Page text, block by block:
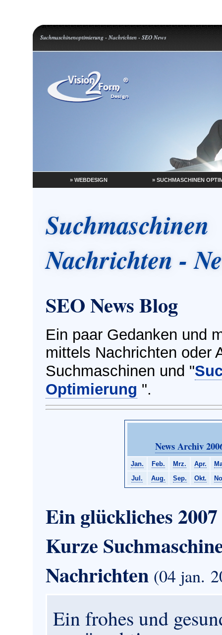
» WEBDESIGN » SUCHMASCHINEN
Suchmaschinen
Nachrichten -
SEO News Blog
Ein paar Gedanken und
mittels Nachrichten oder
Suchmaschinen und "
Optimierung ".
News Archiv
Jan. Feb. Mrz. Apr.
Jul.
Aug. Sep. Okt.
Ein glückliches
Kurze
Nachrichten (04 jan.
Ein frohes und
Suchmaschinenoptimierung - Nachrichten - SEO News